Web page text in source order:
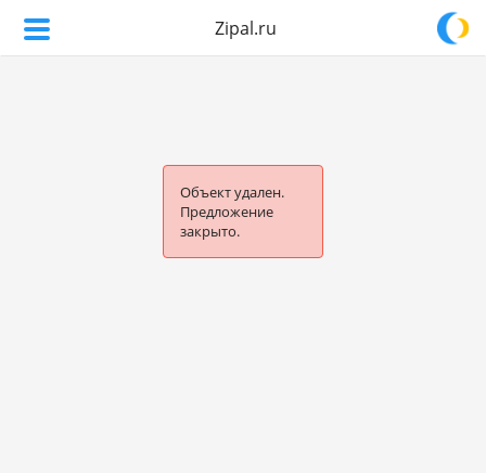
Zipal.ru
Объект удален.
Предложение
закрыто.